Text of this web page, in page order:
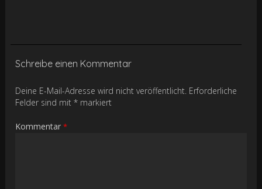
Schreibe einen Kommentar
Deine E-Mail-Adresse wird nicht veröffentlicht. Erforderliche
Felder sind mit* markiert
Kommentar*